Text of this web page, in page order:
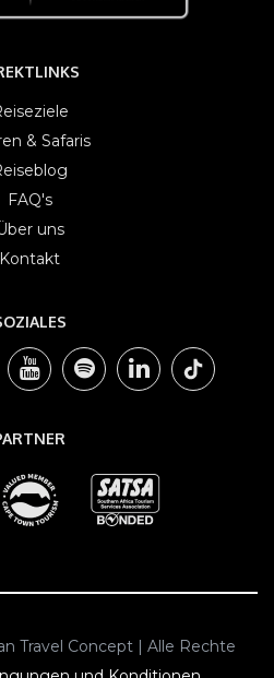
& Safaris
FAQ's
uns
Kontakt
Travel Concept | Alle Rechte